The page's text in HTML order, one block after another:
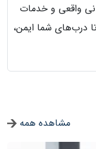
واقعی و خدمات
درب‌های شما ایمن،
مشاهده همه